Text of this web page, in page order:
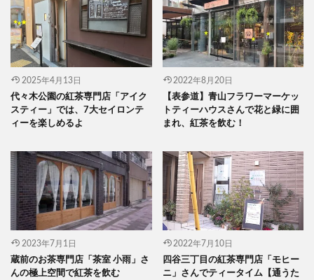
2025年4月13日
代々木公園の紅茶専門店「アイク
スティー」では、7大セイロンテ
ィーを楽しめるよ
2022年8月20日
【表参道】青山フラワーマーケッ
トティーハウスさんで花と緑に囲
まれ、紅茶を飲む！
2023年7月1日
蔵前のお茶専門店「茶室 小雨」さ
んの極上空間で紅茶を飲む
2022年7月10日
四谷三丁目の紅茶専門店「モヒー
ニ」さんでティータイム【通うた